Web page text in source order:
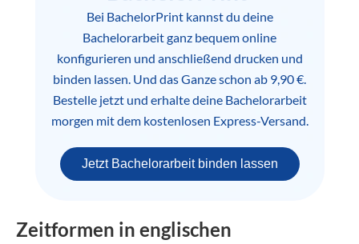
Bei BachelorPrint kannst du deine
Bachelorarbeit ganz bequem online
konfigurieren und anschließend drucken und
binden lassen. Und das Ganze schon ab 9,90 €.
Bestelle jetzt und erhalte deine Bachelorarbeit
morgen mit dem kostenlosen Express-Versand.
Jetzt Bachelorarbeit binden lassen
Zeitformen in englischen